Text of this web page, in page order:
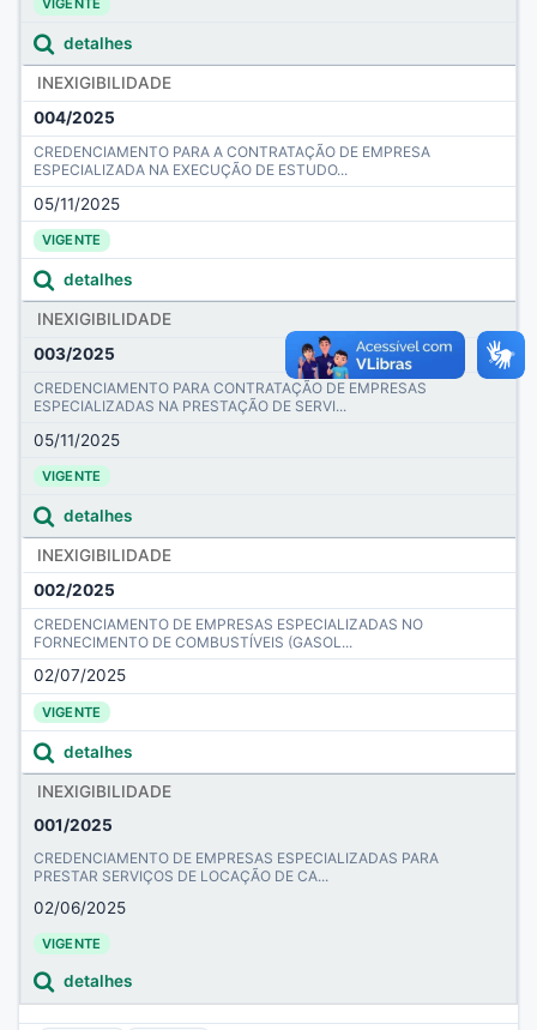
VIGENTE
detalhes
INEXIGIBILIDADE
004/2025
CREDENCIAMENTO PARA A CONTRATAÇÃO DE EMPRESA
ESPECIALIZADA NA EXECUÇÃO DE ESTUDO...
05/11/2025
VIGENTE
detalhes
INEXIGIBILIDADE
003/2025
CREDENCIAMENTO PARA CONTRATAÇÃO DE EMPRESAS
ESPECIALIZADAS NA PRESTAÇÃO DE SERVI...
05/11/2025
VIGENTE
detalhes
INEXIGIBILIDADE
002/2025
CREDENCIAMENTO DE EMPRESAS ESPECIALIZADAS NO
FORNECIMENTO DE COMBUSTÍVEIS (GASOL...
02/07/2025
VIGENTE
detalhes
INEXIGIBILIDADE
001/2025
CREDENCIAMENTO DE EMPRESAS ESPECIALIZADAS PARA
PRESTAR SERVIÇOS DE LOCAÇÃO DE CA...
02/06/2025
VIGENTE
detalhes